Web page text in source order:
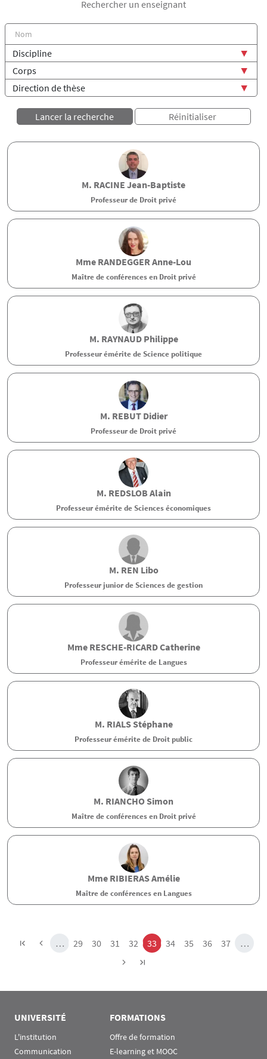
Rechercher un enseignant
M. RACINE Jean-Baptiste
Professeur de Droit privé
Mme RANDEGGER Anne-Lou
Maître de conférences en Droit privé
M. RAYNAUDPhilippe
Professeur émérite de Science politique
M. REBUTDidier
Professeur de Droit privé
M. REDSLOB Alain
Professeur émérite de Sciences économiques
M. REN Libo
Professeur junior de Sciences de gestion
Mme RESCHE-RICARDCatherine
Professeur émérite de Langues
M. RIALSStéphane
Professeur émérite de Droit public
M. RIANCHOSimon
Maître de conférences en Droit privé
Mme RIBIERASAmélie
Maître de conférences en Langues
… Page
29 Page
30 Page
31 Page
32 Page
33 Page
34 Page
35 Page
36 Page
37 …
UNIVERSITÉ
L'institution
Communication
FORMATIONS
Offre de formation
E-learning et MOOC